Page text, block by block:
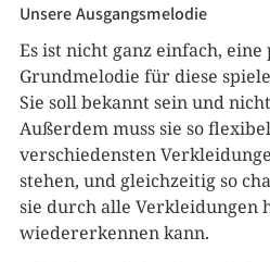
Unsere Ausgangsmelodie
Es ist nicht ganz einfach, eine
Grundmelodie für diese
Sie soll bekannt sein und
Außerdem muss sie so
verschiedensten
stehen, und gleichzeitig so
sie durch alle Verkleidungen
wiedererkennen kann.